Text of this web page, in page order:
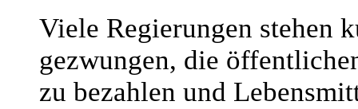
Viele Regierungen stehen
gezwungen, die
zu bezahlen und